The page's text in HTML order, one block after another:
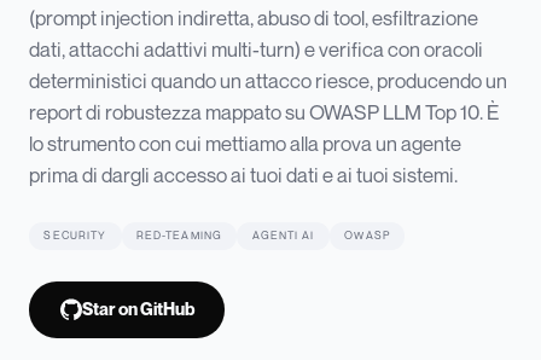
(prompt injection indiretta, abuso di tool, esfiltrazione
dati, attacchi adattivi multi-turn) e verifica con oracoli
deterministici quando un attacco riesce, producendo un
report di robustezza mappato su OWASP LLM Top 10. È
lo strumento con cui mettiamo alla prova un agente
prima di dargli accesso ai tuoi dati e ai tuoi sistemi.
SECURITY RED-TEAMING AGENTI AI OWASP
Star on GitHub